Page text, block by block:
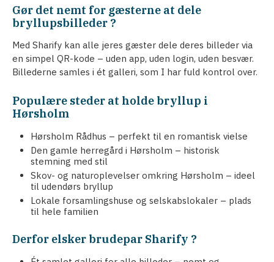
Gør det nemt for gæsterne at dele
bryllupsbilleder ?
Med Sharify kan alle jeres gæster dele deres billeder via
en simpel QR-kode – uden app, uden login, uden besvær.
Billederne samles i ét galleri, som I har fuld kontrol over.
Populære steder at holde bryllup i
Hørsholm
Hørsholm Rådhus – perfekt til en romantisk vielse
Den gamle herregård i Hørsholm – historisk
stemning med stil
Skov- og naturoplevelser omkring Hørsholm – ideel
til udendørs bryllup
Lokale forsamlingshuse og selskabslokaler – plads
til hele familien
Derfor elsker brudepar Sharify ?